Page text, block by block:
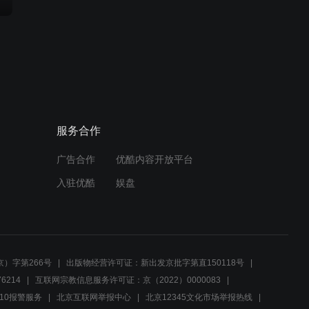
服务合作
广告合作 优酷内容开放平台
入驻优酷 娱盘
）字第266号
出版物经营许可证：新出发京批字第直150118号
互联网宗教信息服务许可证：京（2022）0000083
报警服务
北京互联网举报中心 北京12345文化市场举报热线